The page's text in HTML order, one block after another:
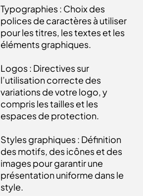
Typographies : Choix des
polices de caractères à utiliser
pour les titres, les textes et les
éléments graphiques.
Logos : Directives sur
l’utilisation correcte des
variations de votre logo, y
compris les tailles et les
espaces de protection.
Styles graphiques : Définition
des motifs, des icônes et des
images pour garantir une
présentation uniforme dans le
style.